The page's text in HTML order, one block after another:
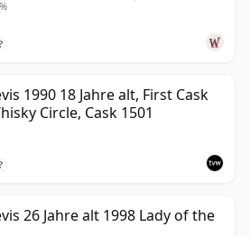
1990 18 Jahre alt, First Cask
Circle, Cask 1501
26 Jahre alt 1998 Lady of the